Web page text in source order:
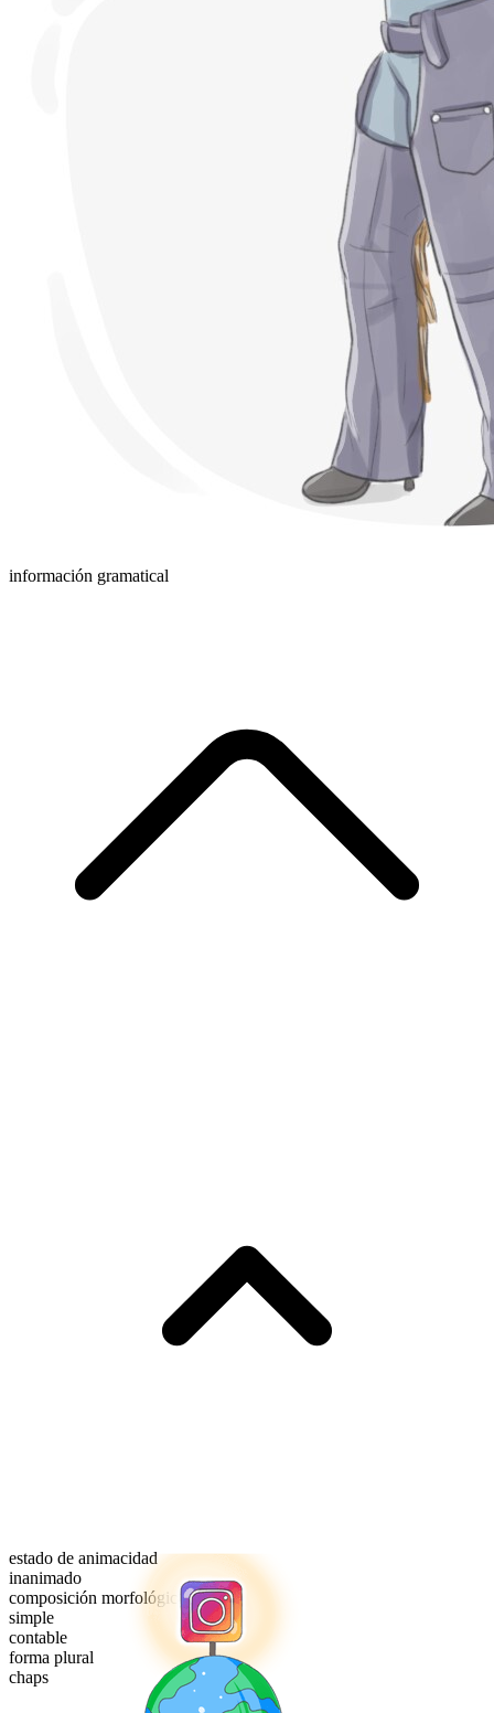
información gramatical
estado de animacidad
inanimado
composición morfológica
simple
contable
forma plural
chaps